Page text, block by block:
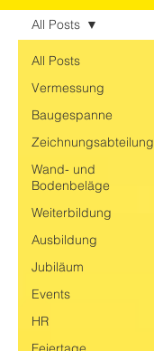
All Posts
Vermessung
Baugespanne
Zeichnungsabteilung
Wand- und
Bodenbeläge
Weiterbildung
Ausbildung
Jubiläum
Events
HR
All Posts